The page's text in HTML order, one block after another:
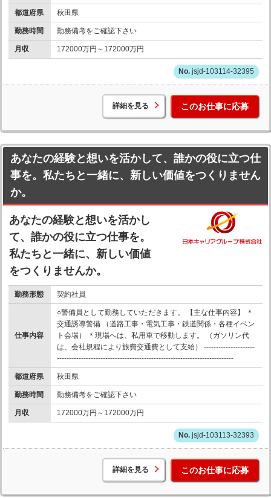
都道府県 秋田県
勤務時間 勤務備考をご確認下さい
月収 172000万円～172000万円
jsjd-103114-32395
詳細を見る このお仕事に応募
あなたの経験と想いを活かして、誰かの役に立つ仕
事を。私たちと一緒に、新しい価値をつくりません
か。
あなたの経験と想いを活かし
て、誰かの役に立つ仕事を。
私たちと一緒に、新しい価値
をつくりませんか。
勤務形態 契約社員
仕事内容
○警備員として勤務していただきます。 【主な仕事内容】 ＊
交通誘導警備 （道路工事・電気工事・鉄道関係・各種イベン
ト会場） ＊現場へは、私用車で移動します。 （ガソリン代
は、会社規程により旅費交通費として支給） ---------------------
-------------------------------------------------------------------------
都道府県 秋田県
勤務時間 勤務備考をご確認下さい
月収 172000万円～172000万円
jsjd-103113-32393
詳細を見る このお仕事に応募